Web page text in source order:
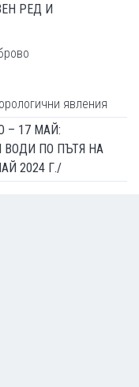
РЕД И
явления
– 17 МАЙ:
ПО ПЪТЯ НА
2024 Г./